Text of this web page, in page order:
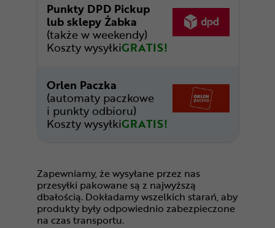
Punkty DPD Pickup
lub sklepy Żabka
(także w weekendy)
Koszty wysyłkiGRATIS!
Orlen Paczka
(automaty paczkowe
i punkty odbioru)
Koszty wysyłkiGRATIS!
Zapewniamy, że wysyłane przez nas
przesyłki pakowane są z najwyższą
dbałością. Dokładamy wszelkich starań, aby
produkty były odpowiednio zabezpieczone
na czas transportu.